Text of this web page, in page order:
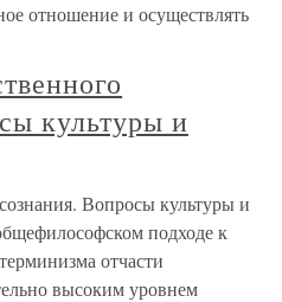
отношение и осуществлять
культуры и
Вопросы культуры и
подходе к
отчасти
высоким уровнем